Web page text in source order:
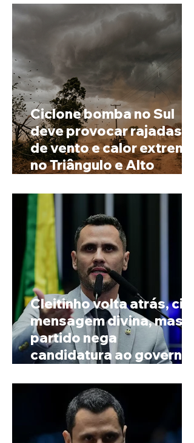
prenome
Ciclone bomba no Sul
deve provocar rajadas
de vento e calor extremo
no Triângulo e Alto
Cleitinho volta atrás, cita
mensagem divina, mas
partido nega
candidatura ao governo